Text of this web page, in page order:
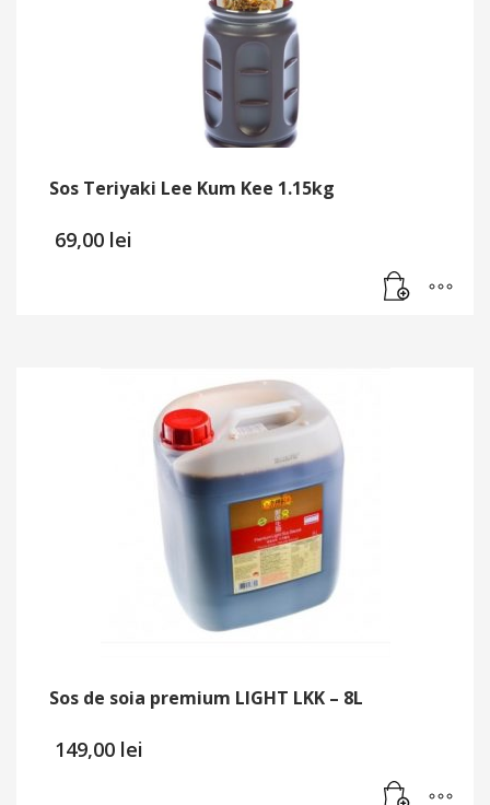
Sos Teriyaki Lee Kum Kee 1.15kg
69,00 lei
Sos de soia premium LIGHT LKK – 8L
149,00 lei